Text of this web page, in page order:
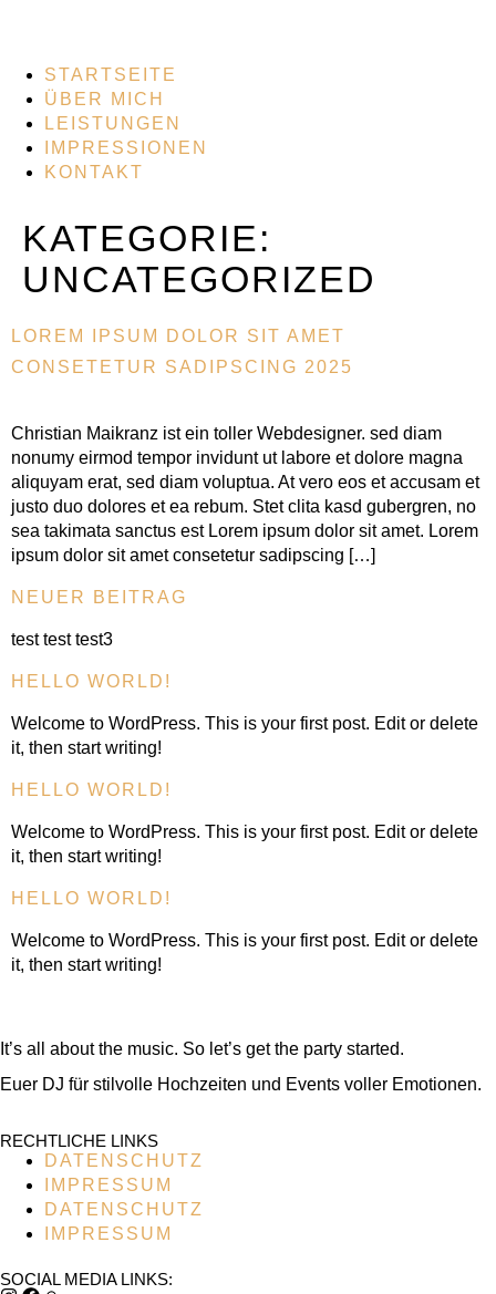
STARTSEITE
ÜBER MICH
LEISTUNGEN
IMPRESSIONEN
KONTAKT
KATEGORIE:
UNCATEGORIZED
LOREM IPSUM DOLOR SIT AMET
CONSETETUR SADIPSCING 2025
Christian Maikranz ist ein toller Webdesigner. sed diam
nonumy eirmod tempor invidunt ut labore et dolore magna
aliquyam erat, sed diam voluptua. At vero eos et accusam et
justo duo dolores et ea rebum. Stet clita kasd gubergren, no
sea takimata sanctus est Lorem ipsum dolor sit amet. Lorem
ipsum dolor sit amet consetetur sadipscing […]
NEUER BEITRAG
test test test3
HELLO WORLD!
Welcome to WordPress. This is your first post. Edit or delete
it, then start writing!
HELLO WORLD!
Welcome to WordPress. This is your first post. Edit or delete
it, then start writing!
HELLO WORLD!
Welcome to WordPress. This is your first post. Edit or delete
it, then start writing!
It’s all about the music. So let’s get the party started.
Euer DJ für stilvolle Hochzeiten und Events voller Emotionen.
RECHTLICHE LINKS
DATENSCHUTZ
IMPRESSUM
DATENSCHUTZ
IMPRESSUM
SOCIAL MEDIA LINKS: